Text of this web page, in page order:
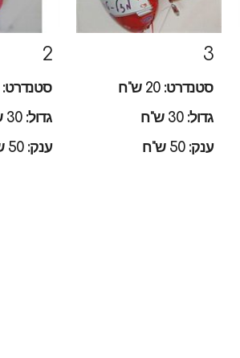
2
סטנדרט: 20 ש"ח
גדול: 30 ש"ח
ענק: 50 ש"ח
3
סטנדרט: 20 ש"ח
גדול: 30 ש"ח
ענק: 50 ש"ח